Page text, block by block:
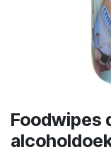
Foodwipes